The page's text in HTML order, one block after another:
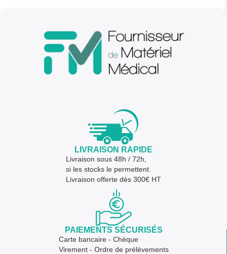
LIVRAISON RAPIDE
Livraison sous 48h / 72h,
si les stocks le permettent.
Livraison offerte dès 300€ HT
PAIEMENTS SÉCURISÉS
Carte bancaire - Chèque
Virement - Ordre de prélèvements